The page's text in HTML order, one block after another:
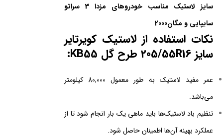
سایز لاستیک مناسب خودروهای مزدا 3 سراتو
سایپایی و مگان2000
نکات استفاده از لاستیک کویرتایر
سایز 205/55R16 طرح گل KB55:
عمر مفید لاستیک به طور معمول 80,000 کیلومتر
می‌باشد.
تنظیم باد لاستیک‌ها باید ماهی یک بار انجام شود تا از
عملکرد بهینه آن‌ها اطمینان حاصل شود.